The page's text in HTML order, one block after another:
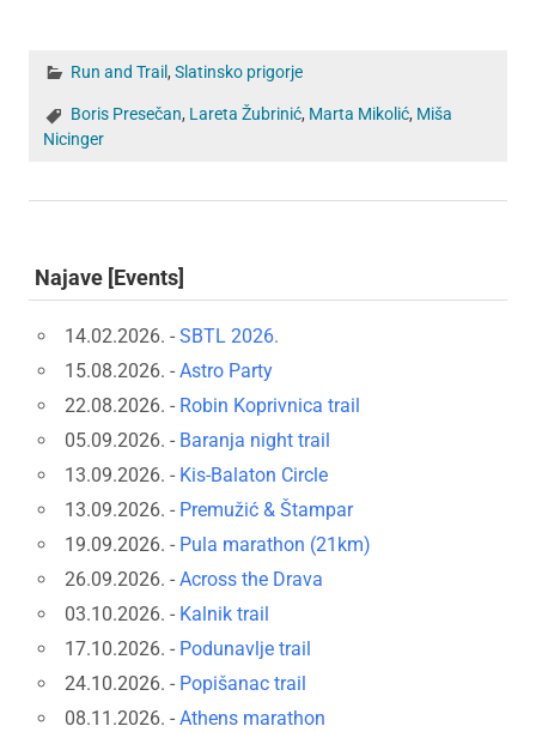
Run and Trail, Slatinsko prigorje
Boris Presečan, Lareta Žubrinić, Marta Mikolić, Miša
Nicinger
Najave [Events]
14.02.2026. - SBTL 2026.
15.08.2026. - Astro Party
22.08.2026. - Robin Koprivnica trail
05.09.2026. - Baranja night trail
13.09.2026. - Kis-Balaton Circle
13.09.2026. - Premužić & Štampar
19.09.2026. - Pula marathon (21km)
26.09.2026. - Across the Drava
03.10.2026. - Kalnik trail
17.10.2026. - Podunavlje trail
24.10.2026. - Popišanac trail
08.11.2026. - Athens marathon